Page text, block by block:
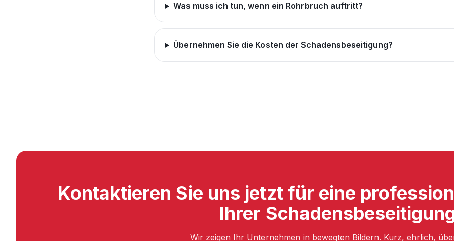
Was muss ich tun, wenn ein Rohrbruch auftritt?
Übernehmen Sie die Kosten der Schadensbeseitigung?
Kontaktieren Sie uns jetzt für eine
Ihrer
Wir zeigen Ihr Unternehmen in bewegten Bildern. Kurz, ehrlich,